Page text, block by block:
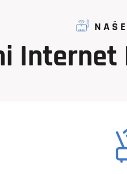
Internet